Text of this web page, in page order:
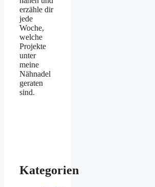
erzähle dir
jede
Woche,
welche
Projekte
unter
meine
Nähnadel
geraten
sind.
Kategorien